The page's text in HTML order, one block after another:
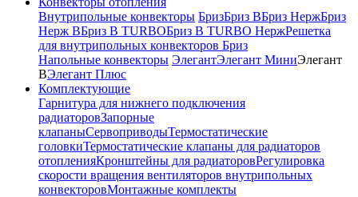
Внутрипольные конвекторы БризБриз ВБриз НержБриз
Нерж ВБриз В TURBOБриз В TURBO НержРешетка
для внутрипольных конвекторов Бриз
Напольные конвекторы ЭлегантЭлегант МиниЭлегант
ВЭлегант Плюс
Комплектующие
Гарнитура для нижнего подключения
радиаторовЗапорные
клапаныСервоприводыТермостатические
головкиТермостатические клапаны для радиаторов
отопленияКронштейны для радиаторовРегулировка
скорости вращения вентиляторов внутрипольных
конвекторовМонтажные комплекты